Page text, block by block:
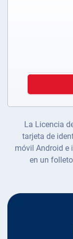
La Licencia
tarjeta de
móvil Android e
en un